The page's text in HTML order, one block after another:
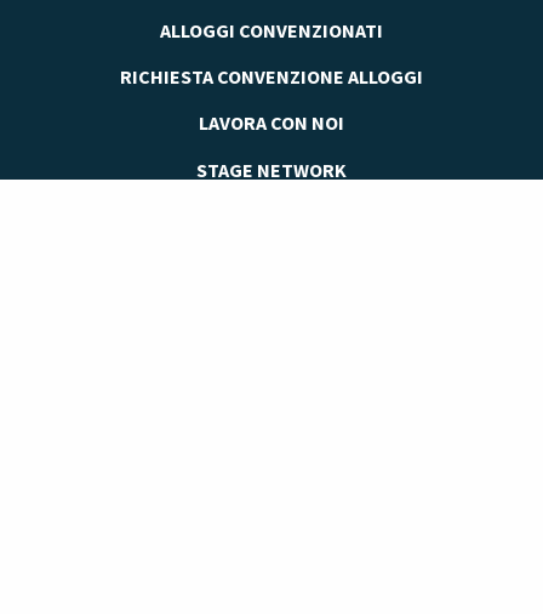
ALLOGGI CONVENZIONATI
RICHIESTA CONVENZIONE ALLOGGI
LAVORA CON NOI
STAGE NETWORK